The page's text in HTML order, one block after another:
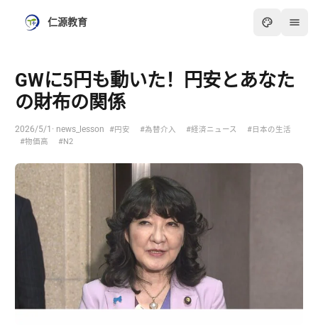
仁源教育
GWに5円も動いた！円安とあなた
の財布の関係
2026/5/1 · news_lesson #円安 #為替介入 #経済ニュース
#日本の生活
#物価高
#N2